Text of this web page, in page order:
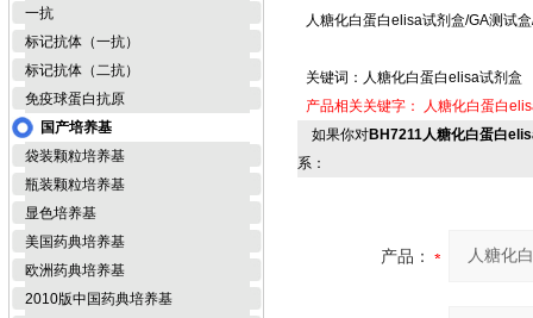
一抗
标记抗体（一抗）
标记抗体（二抗）
免疫球蛋白抗原
国产培养基
袋装颗粒培养基
瓶装颗粒培养基
显色培养基
美国药典培养基
欧洲药典培养基
2010版中国药典培养基
人糖化白蛋白elisa试剂盒/GA测试
关键词：人糖化白蛋白elisa试剂盒
产品相关关键字：
人糖化白蛋白
如果你对BH7211人糖化白蛋白
系：
产品：